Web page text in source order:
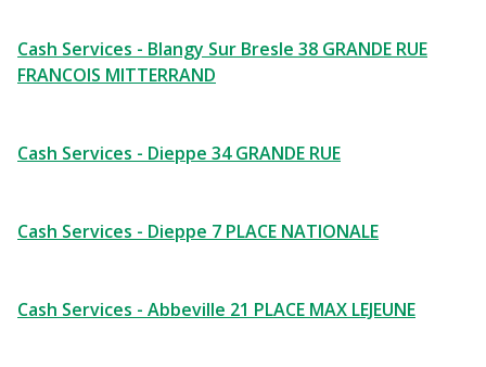
Cash Services - Blangy Sur Bresle 38 GRANDE RUE
FRANCOIS MITTERRAND
Cash Services - Dieppe 34 GRANDE RUE
Cash Services - Dieppe 7 PLACE NATIONALE
Cash Services - Abbeville 21 PLACE MAX LEJEUNE